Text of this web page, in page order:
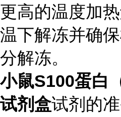
更高的温度加
温下解冻并确
分解冻。
小鼠S100蛋白
试剂盒试剂的